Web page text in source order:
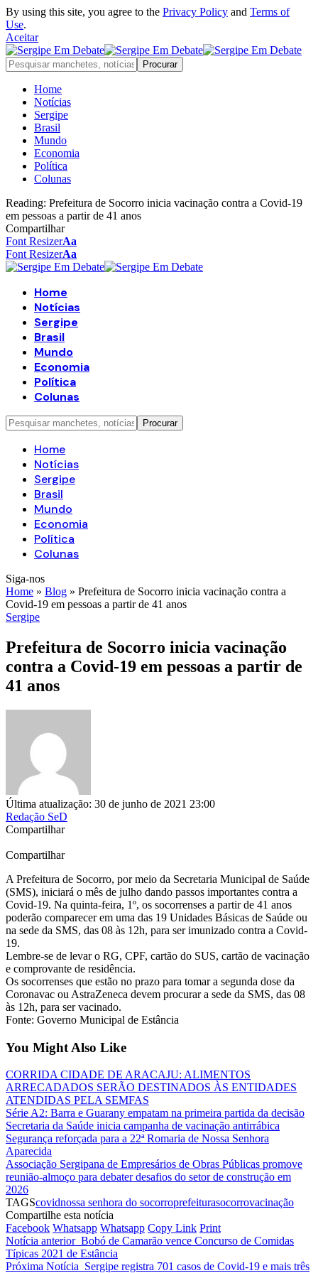
By using this site, you agree to the Privacy Policy and Terms of
Use.
Aceitar
Home
Notícias
Sergipe
Brasil
Mundo
Economia
Política
Colunas
Reading: Prefeitura de Socorro inicia vacinação contra a Covid-19
em pessoas a partir de 41 anos
Compartilhar
Font ResizerAa
Font ResizerAa
Home
Notícias
Sergipe
Brasil
Mundo
Economia
Política
Colunas
Home
Notícias
Sergipe
Brasil
Mundo
Economia
Política
Colunas
Siga-nos
Home » Blog » Prefeitura de Socorro inicia vacinação contra a
Covid-19 em pessoas a partir de 41 anos
Sergipe
Prefeitura de Socorro inicia vacinação
contra a Covid-19 em pessoas a partir de
41 anos
Última atualização: 30 de junho de 2021 23:00
Redação SeD
Compartilhar
Compartilhar
A Prefeitura de Socorro, por meio da Secretaria Municipal de Saúde
(SMS), iniciará o mês de julho dando passos importantes contra a
Covid-19. Na quinta-feira, 1º, os socorrenses a partir de 41 anos
poderão comparecer em uma das 19 Unidades Básicas de Saúde ou
na sede da SMS, das 08 às 12h, para ser imunizado contra a Covid-
19.
Lembre-se de levar o RG, CPF, cartão do SUS, cartão de vacinação
e comprovante de residência.
Os socorrenses que estão no prazo para tomar a segunda dose da
Coronavac ou AstraZeneca devem procurar a sede da SMS, das 08
às 12h, para ser vacinado.
Fonte: Governo Municipal de Estância
You Might Also Like
CORRIDA CIDADE DE ARACAJU: ALIMENTOS
ARRECADADOS SERÃO DESTINADOS ÀS ENTIDADES
ATENDIDAS PELA SEMFAS
Série A2: Barra e Guarany empatam na primeira partida da decisão
Secretaria da Saúde inicia campanha de vacinação antirrábica
Segurança reforçada para a 22ª Romaria de Nossa Senhora
Aparecida
Associação Sergipana de Empresários de Obras Públicas promove
reunião-almoço para debater desafios do setor de construção em
2026
TAGScovidnossa senhora do socorroprefeiturasocorrovacinação
Compartilhe esta notícia
Facebook Whatsapp Whatsapp Copy Link Print
Notícia anterior Bobó de Camarão vence Concurso de Comidas
Típicas 2021 de Estância
Próxima Notícia Sergipe registra 701 casos de Covid-19 e mais três